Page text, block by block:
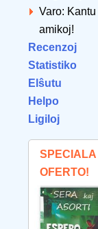
Varo: Kantu
amikoj!
Recenzoj
Statistiko
Elŝutu
Helpo
Ligiloj
SPECIALA
OFERTO!